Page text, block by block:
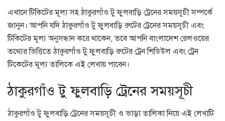
এখানে টিকিটের মূল্য সহ ঠাকুরগাঁও টু ফুলবাড়ি ট্রেনের সময়সূচী সম্পর্কে
জানুন। আপনি যদি ঠাকুরগাঁও টু ফুলবাড়ি রুটের ট্রেনের সময়সূচী এবং
টিকিটের মূল্য অনুসন্ধান করে থাকেন, তবে আপনি বাংলাদেশ রেলওয়ের
তথ্যের ভিত্তিতে ঠাকুরগাঁও টু ফুলবাড়ি রুটের ট্রেন শিডিউল এবং ট্রেন
টিকেটের মূল্য তালিকে এই লেখায় পাবেন।
ঠাকুরগাঁও টু ফুলবাড়ি ট্রেনের সময়সূচী
ঠাকুরগাঁও টু ফুলবাড়ি ট্রেনের সময়সূচী ও ভাড়া তালিকা নিয়ে এই লেখাটি